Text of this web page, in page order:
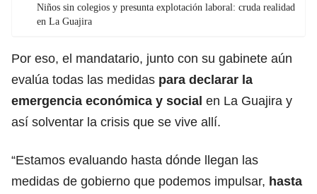
Niños sin colegios y presunta explotación laboral: cruda realidad
en La Guajira
Por eso, el mandatario, junto con su gabinete aún
evalúa todas las medidas para declarar la
emergencia económica y social en La Guajira y
así solventar la crisis que se vive allí.
“Estamos evaluando hasta dónde llegan las
medidas de gobierno que podemos impulsar, hasta